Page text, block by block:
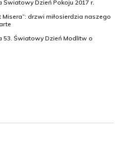
Dzień Pokoju 2017 r.
drzwi miłosierdzia naszego
53. Światowy Dzień Modlitw o